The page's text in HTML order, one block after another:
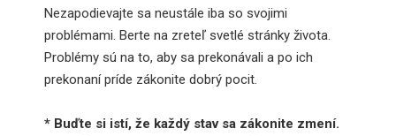
Nezapodievajte sa neustále iba so svojimi
problémami. Berte na zreteľ svetlé stránky života.
Problémy sú na to, aby sa prekonávali a po ich
prekonaní príde zákonite dobrý pocit.
* Buďte si istí, že každý stav sa zákonite zmení.